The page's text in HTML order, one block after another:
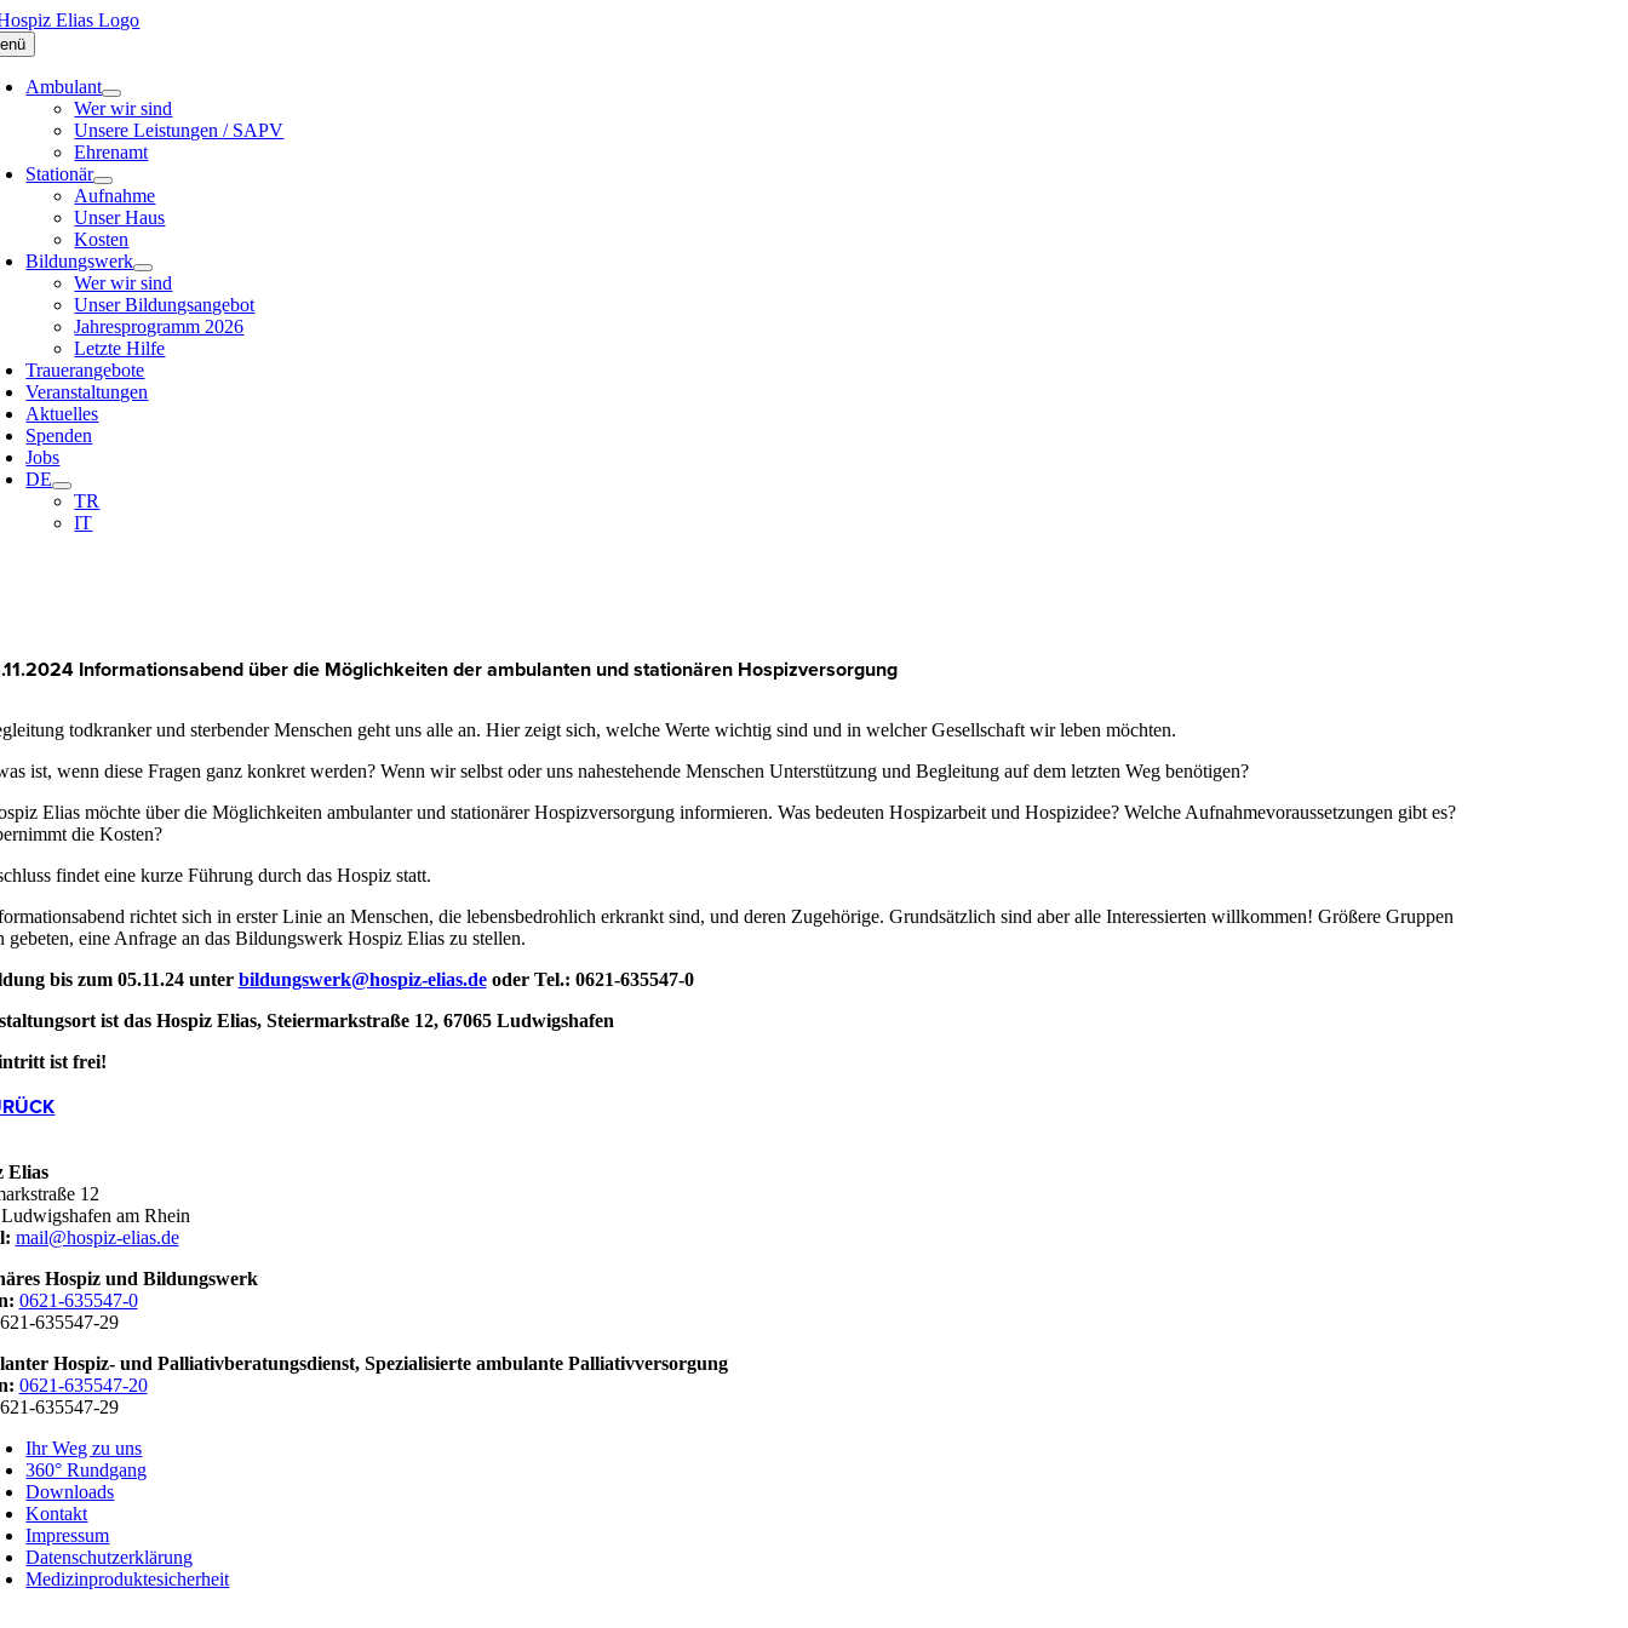
Zum
Inhalt
springen
Ambulant
Wer wir sind
Unsere Leistungen / SAPV
Ehrenamt
Stationär
Aufnahme
Unser Haus
Kosten
Bildungswerk
Wer wir sind
Unser Bildungsangebot
Jahresprogramm 2026
Letzte Hilfe
Trauerangebote
Veranstaltungen
Aktuelles
Spenden
Jobs
DE
TR
IT
Informationsabend über die Möglichkeiten der ambulanten und stationären Hospizversorgung
todkranker und sterbender Menschen geht uns alle an. Hier zeigt sich, welche Werte wichtig sind und in welcher Gesellschaft wir leben möchten.
ist, wenn diese Fragen ganz konkret werden? Wenn wir selbst oder uns nahestehende Menschen Unterstützung und Begleitung auf dem letzten Weg benötigen?
Elias möchte über die Möglichkeiten ambulanter und stationärer Hospizversorgung informieren. Was bedeuten Hospizarbeit und Hospizidee? Welche Aufnahmevoraussetzungen gibt es?
die Kosten?
findet eine kurze Führung durch das Hospiz statt.
richtet sich in erster Linie an Menschen, die lebensbedrohlich erkrankt sind, und deren Zugehörige. Grundsätzlich sind aber alle Interessierten willkommen! Größere Gruppen
gebeten, eine Anfrage an das Bildungswerk Hospiz Elias zu stellen.
bis zum 05.11.24 unter bildungswerk@hospiz-elias.deoder Tel.: 0621-635547-0
ist das Hospiz Elias, Steiermarkstraße 12, 67065 Ludwigshafen
ist frei!
Elias
12
am Rhein
mail@hospiz-elias.de
Hospiz und Bildungswerk
0621-635547-0
635547-29
Hospiz- und Palliativberatungsdienst, Spezialisierte ambulante Palliativversorgung
0621-635547-20
635547-29
Ihr Weg zu uns
360° Rundgang
Downloads
Kontakt
Impressum
Datenschutzerklärung
Medizinproduktesicherheit